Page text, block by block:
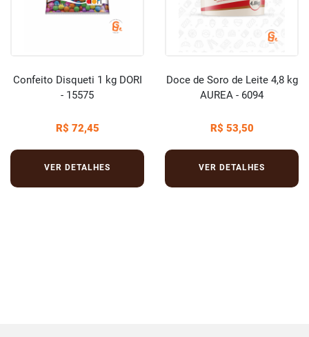
Confeito Disqueti 1 kg DORI
- 15575
R$ 72,45
VER DETALHES
Doce de Soro de Leite 4,8 kg
AUREA - 6094
R$ 53,50
VER DETALHES